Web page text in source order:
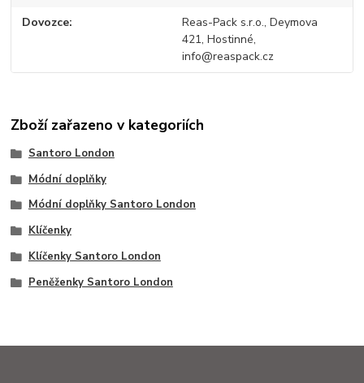
Dovozce
Reas-Pack s.r.o., Deymova
421, Hostinné,
info@reaspack.cz
Zboží zařazeno v kategoriích
Santoro London
Módní doplňky
Módní doplňky Santoro London
Klíčenky
Klíčenky Santoro London
Peněženky Santoro London